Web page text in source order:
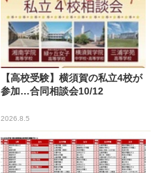
【高校受験】横須賀の私立4校が
参加…合同相談会10/12
2026.8.5